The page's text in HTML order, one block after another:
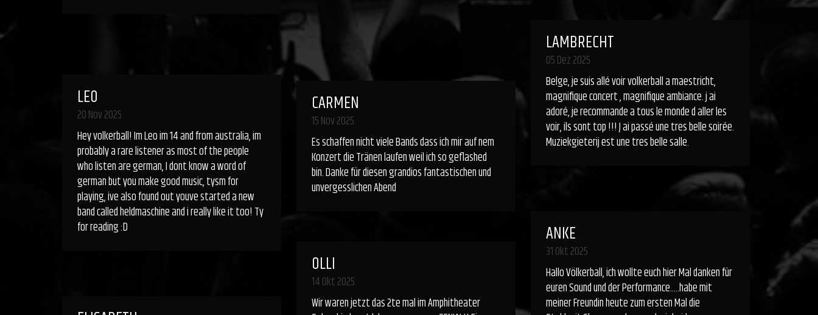
LAMBRECHT
05 Dez 2025
Belge, je suis allé voir volkerball a maestricht,
magnifique concert , magnifique ambiance. j ai
adoré, je recommande a tous le monde d aller les
voir, ils sont top !!! J ai passé une tres belle soirée.
Muziekgieterij est une tres belle salle.
LEO
20 Nov 2025
Hey volkerball! Im Leo im 14 and from australia, im
probably a rare listener as most of the people
who listen are german, I dont know a word of
german but you make good music, tysm for
playing, ive also found out youve started a new
band called heldmaschine and i really like it too! Ty
for reading :D
CARMEN
15 Nov 2025
Es schaffen nicht viele Bands dass ich mir auf nem
Konzert die Tränen laufen weil ich so geflashed
bin. Danke für diesen grandios fantastischen und
unvergesslichen Abend
ANKE
31 Okt 2025
Hallo Völkerball, ich wollte euch hier Mal danken für
euren Sound und der Performance.....habe mit
meiner Freundin heute zum ersten Mal die
OLLI
14 Okt 2025
Wir waren jetzt das 2te mal im Amphitheater